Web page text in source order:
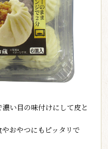
い目の味付けにして皮と
おやつにもピッタリで